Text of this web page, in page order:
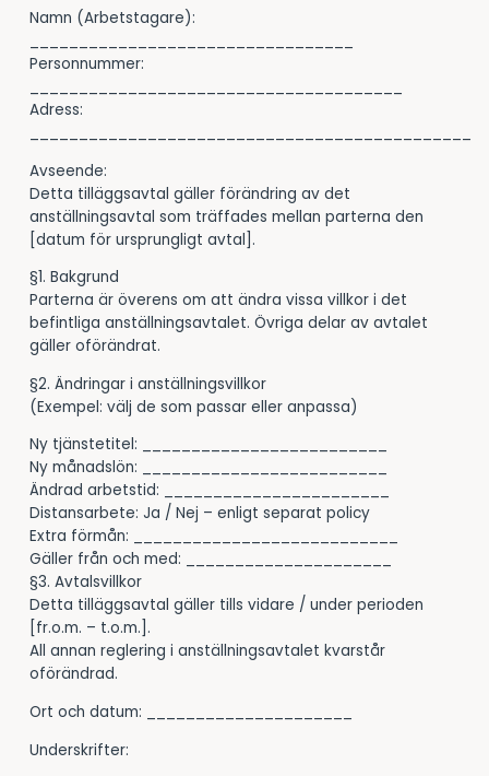
Namn (Arbetstagare):
Personnummer:
Adress:
Avseende:
Detta tilläggsavtal gäller förändring av det
anställningsavtal som träffades mellan parterna den
[datum för ursprungligt avtal].
§1. Bakgrund
Parterna är överens om att ändra vissa villkor i det
befintliga anställningsavtalet. Övriga delar av avtalet
gäller oförändrat.
§2. Ändringar i anställningsvillkor
(Exempel: välj de som passar eller anpassa)
Ny tjänstetitel: _________________________
Ny månadslön: _________________________
Ändrad arbetstid: _______________________
Distansarbete: Ja / Nej – enligt separat policy
Extra förmån: ___________________________
Gäller från och med: _____________________
§3. Avtalsvillkor
Detta tilläggsavtal gäller tills vidare / under perioden
[fr.o.m. – t.o.m.].
All annan reglering i anställningsavtalet kvarstår
oförändrad.
Ort och datum: _____________________
Underskrifter: